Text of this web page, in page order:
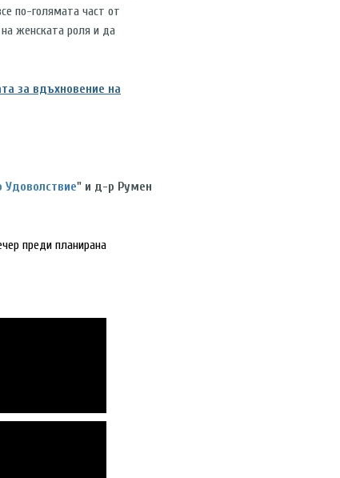
по-голямата част от
женската роля и да
за вдъхновение на
Удоволствие" и д-р Румен
преди планирана